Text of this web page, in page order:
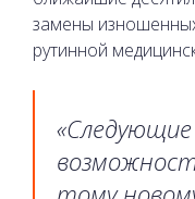
замены
рутинной